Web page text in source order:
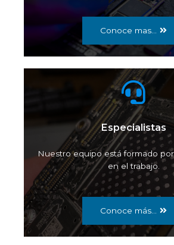
Conoce mas...
Especialistas
Nuestro equipo está formado
en el trabajo.
Conoce más...